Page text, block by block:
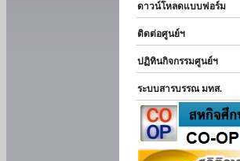
ดาวน์โหลดแบบฟอร์ม
ติดต่อศูนย์ฯ
ปฏิทินกิจกรรมศูนย์ฯ
ระบบสารบรรณ มทส.